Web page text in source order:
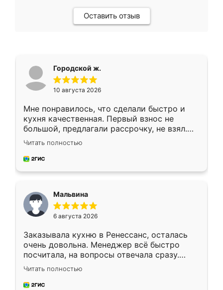
Оставить отзыв
Городской ж.
10 августа 2026
Мне понравилось, что сделали быстро и
кухня качественная. Первый взнос не
большой, предлагали рассрочку, не взял.
Ждал меньше месяца, сборщик с прямыми
руками. По цене вышло адекватно.
Рекомендую!
Читать полностью
Мальвина
6 августа 2026
Заказывала кухню в Ренессанс, осталась
очень довольна. Менеджер всё быстро
посчитала, на вопросы отвечала сразу.
Замерщик приехал в субботу, подошёл к
делу со всей ответственностью. Собрали
за день, ребята работали аккуратно, даже
Читать полностью